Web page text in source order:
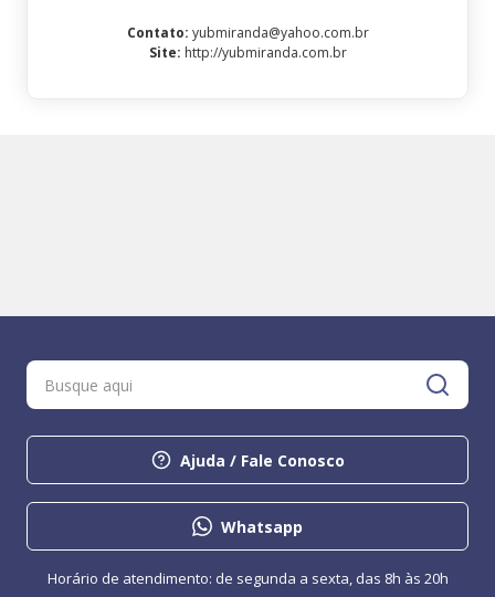
Contato: yubmiranda@yahoo.com.br
Site: http://yubmiranda.com.br
Ajuda / Fale Conosco
Whatsapp
Horário de atendimento: de segunda a sexta, das 8h às 20h